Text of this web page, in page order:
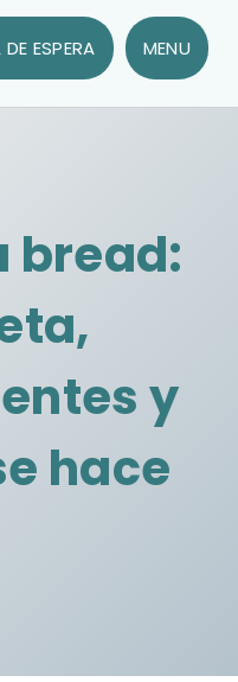
ESPERA MENU
bread:
y
hace